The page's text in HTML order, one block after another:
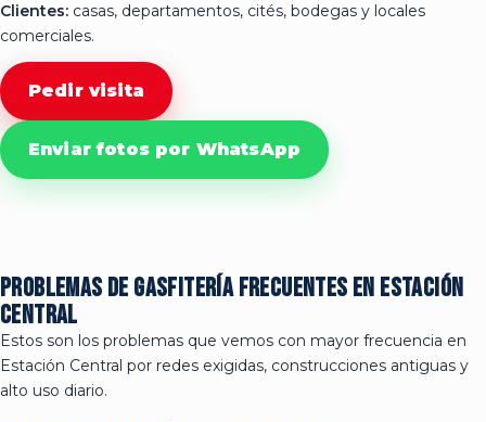
Clientes: casas, departamentos, cités, bodegas y locales
comerciales.
Pedir visita
Enviar fotos por WhatsApp
Problemas de gasfitería frecuentes en Estación
Central
Estos son los problemas que vemos con mayor frecuencia en
Estación Central por redes exigidas, construcciones antiguas y
alto uso diario.